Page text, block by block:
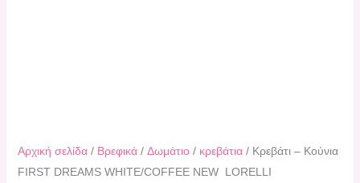
Αρχική σελίδα/ Βρεφικά/ Δωμάτιο/ κρεβάτια/ Κρεβάτι – Κούνια
FIRST DREAMS WHITE/COFFEE NEW LORELLI